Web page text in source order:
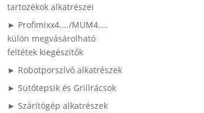
tartozékok alkatrészei
► Profimixx4..../MUM4....
külön megvásárolható
feltétek kiegészítők
► Robotporszívó alkatrészek
► Sütőtepsik és Grillrácsok
► Szárítógép alkatrészek